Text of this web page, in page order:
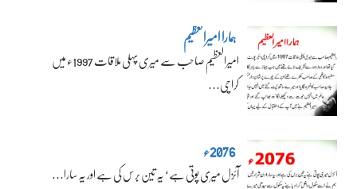
ہمارا امیرالعظیم
امیرالعظیم صاحب سے میری پہلی ملاقات 1997ء میں
کراچی…
2076ء
آئزل میری پوتی ہے‘ یہ تین برس کی ہے اور یہ سارا…